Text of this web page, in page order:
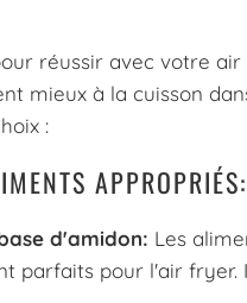
réussir avec votre
mieux à la cuisson
:
APPROPRIÉS:
d'amidon: Les
parfaits pour l'air